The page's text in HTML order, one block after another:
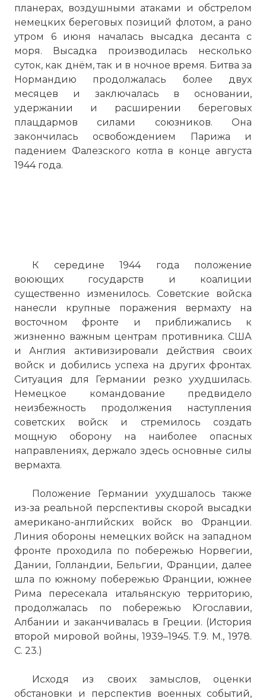
планерах, воздушными атаками и обстрелом
немецких береговых позиций флотом, а рано
утром 6 июня началась высадка десанта с
моря. Высадка производилась несколько
суток, как днём, так и в ночное время. Битва за
Нормандию продолжалась более двух
месяцев и заключалась в основании,
удержании и расширении береговых
плацдармов силами союзников. Она
закончилась освобождением Парижа и
падением Фалезского котла в конце августа
1944 года.
К середине 1944 года положение
воюющих государств и коалиции
существенно изменилось. Советские войска
нанесли крупные поражения вермахту на
восточном фронте и приближались к
жизненно важным центрам противника. США
и Англия активизировали действия своих
войск и добились успеха на других фронтах.
Ситуация для Германии резко ухудшилась.
Немецкое командование предвидело
неизбежность продолжения наступления
советских войск и стремилось создать
мощную оборону на наиболее опасных
направлениях, держало здесь основные силы
вермахта.
Положение Германии ухудшалось также
из-за реальной перспективы скорой высадки
американо-английских войск во Франции.
Линия обороны немецких войск на западном
фронте проходила по побережью Норвегии,
Дании, Голландии, Бельгии, Франции, далее
шла по южному побережью Франции, южнее
Рима пересекала итальянскую территорию,
продолжалась по побережью Югославии,
Албании и заканчивалась в Греции. (История
второй мировой войны, 1939–1945. Т.9. М., 1978.
С. 23.)
Исходя из своих замыслов, оценки
обстановки и перспектив военных событий,